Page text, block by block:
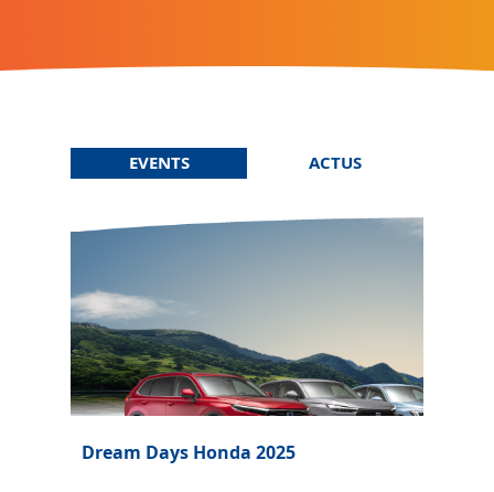
EVENTS ACTUS
Dream Days Honda 2025